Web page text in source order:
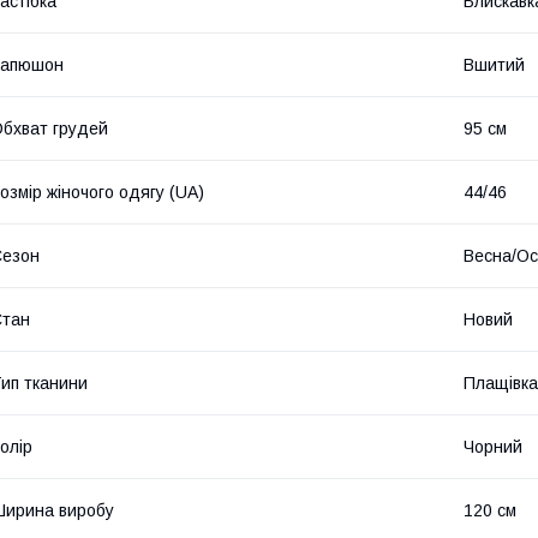
Вшитий
грудей 95 см
жіночого одягу (UA) 44/46
Весна/
Новий
тканини Плащівка
Чорний
виробу 120 см